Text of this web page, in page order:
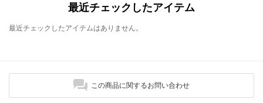
最近チェックしたアイテム
最近チェックしたアイテムはありません。
この商品に関するお問い合わせ